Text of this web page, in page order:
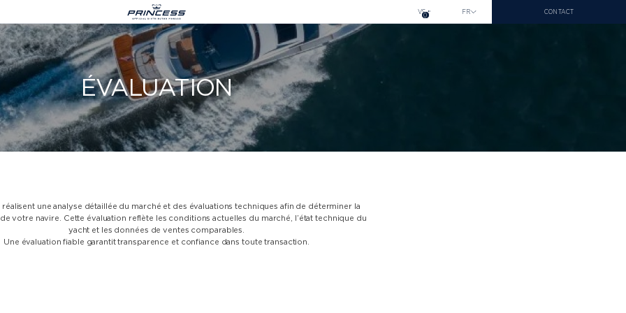
VS0 FR CONTACT
CROATIA
LOGISTIQUE
L’ICONIQUE S CLASS, LANCEMENT
REJOIGNEZ-NOUS AU BOOT DÜSSELDORF 2026
Le Castellara 9,
Avenue President JF Kennedy,
98000 Monaco
+377 977 08 444
ÉVALUATION
une analyse détaillée du marché et des évaluations techniques afin de déterminer la
votre navire. Cette évaluation reflète les conditions actuelles du marché, l’état technique du
yacht et les données de ventes comparables.
Une évaluation fiable garantit transparence et confiance dans toute transaction.